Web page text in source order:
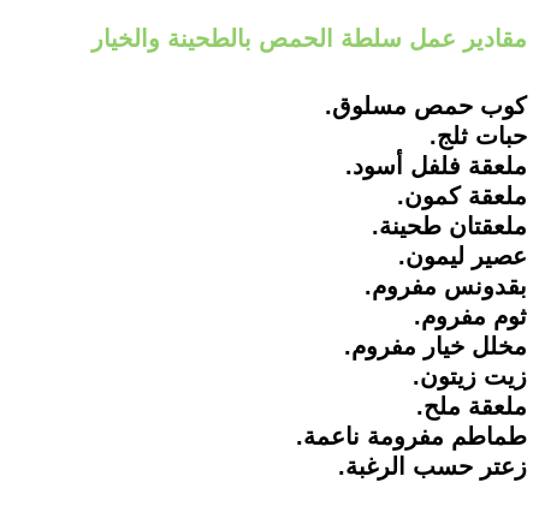
مقادير عمل سلطة الحمص بالطحينة والخيار
كوب حمص مسلوق.
حبات ثلج.
ملعقة فلفل أسود.
ملعقة كمون.
ملعقتان طحينة.
عصير ليمون.
بقدونس مفروم.
ثوم مفروم.
مخلل خيار مفروم.
زيت زيتون.
ملعقة ملح.
طماطم مفرومة ناعمة.
زعتر حسب الرغبة.